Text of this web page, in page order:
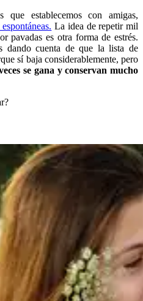
que establecemos con amigas,
La idea de repetir mil
pavadas es otra forma de estrés.
dando cuenta de que la lista de
sí baja considerablemente, pero
se gana y conservan mucho